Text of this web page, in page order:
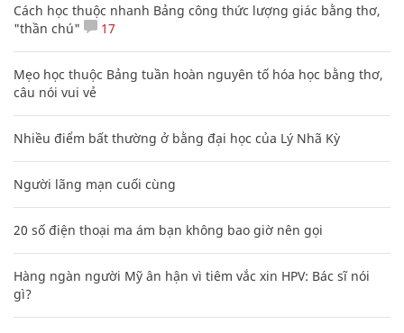
Cách học thuộc nhanh Bảng công thức lượng giác bằng thơ,
"thần chú"
17
Mẹo học thuộc Bảng tuần hoàn nguyên tố hóa học bằng thơ,
câu nói vui vẻ
Nhiều điểm bất thường ở bằng đại học của Lý Nhã Kỳ
Người lãng mạn cuối cùng
20 số điện thoại ma ám bạn không bao giờ nên gọi
Hàng ngàn người Mỹ ân hận vì tiêm vắc xin HPV: Bác sĩ nói
gì?